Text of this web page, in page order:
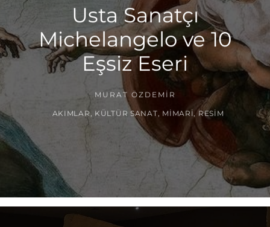
Usta Sanatçı
Michelangelo ve 10
Eşsiz Eseri
MURAT ÖZDEMIR
AKIMLAR KÜLTÜR SANAT, MIMARI , RESIM